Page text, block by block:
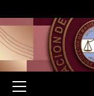
to
content
Menu